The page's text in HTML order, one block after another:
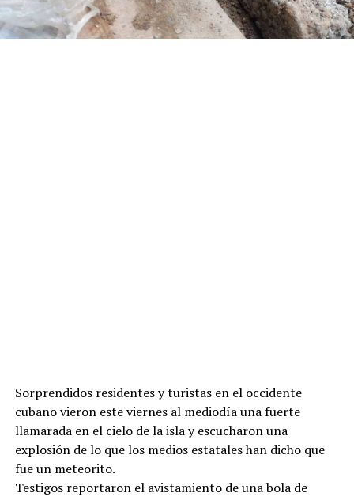
Sorprendidos residentes y turistas en el occidente
cubano vieron este viernes al mediodía una fuerte
llamarada en el cielo de la isla y escucharon una
explosión de lo que los medios estatales han dicho que
fue un meteorito.
Testigos reportaron el avistamiento de una bola de